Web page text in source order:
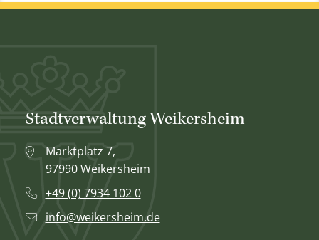
Stadtverwaltung Weikersheim
Marktplatz 7,
97990 Weikersheim
+49 (0) 7934 102 0
info@weikersheim.de